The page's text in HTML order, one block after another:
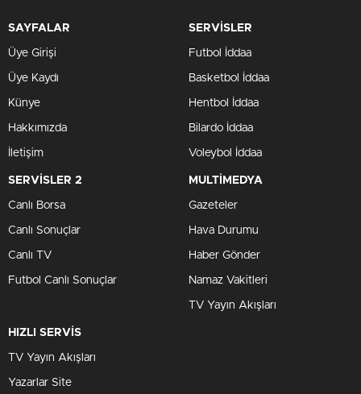
SAYFALAR
Üye Girişi
Üye Kaydı
Künye
Hakkımızda
İletişim
SERVİSLER
Futbol İddaa
Basketbol İddaa
Hentbol İddaa
Bilardo İddaa
Voleybol İddaa
SERVİSLER 2
Canlı Borsa
Canlı Sonuçlar
Canlı TV
Futbol Canlı Sonuçlar
MULTİMEDYA
Gazeteler
Hava Durumu
Haber Gönder
Namaz Vakitleri
TV Yayın Akışları
HIZLI SERVİS
TV Yayın Akışları
Yazarlar Site